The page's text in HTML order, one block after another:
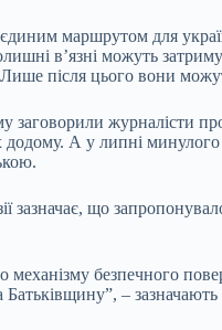
маршрутом для
в’язні можуть
після цього вони
журналісти
А у липні
зазначає, що
механізму безпечного
– зазначають